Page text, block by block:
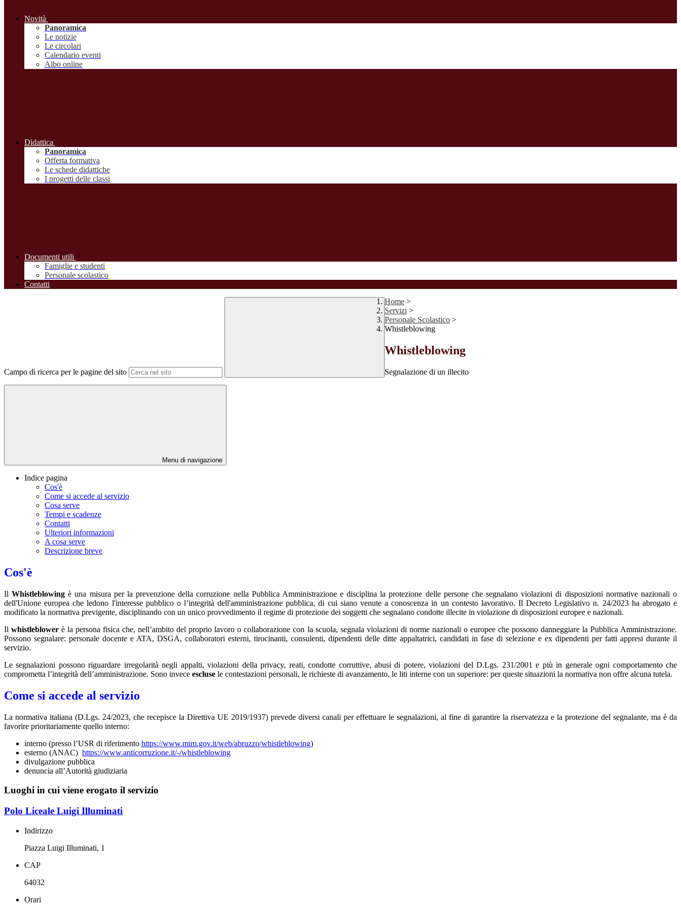
Novità
Panoramica
Le notizie
Le circolari
Calendario eventi
Albo online
Didattica
Panoramica
Offerta formativa
Le schede didattiche
I progetti delle classi
Documenti utili
Famiglie e studenti
Personale scolastico
Contatti
Campo di ricerca per le pagine del sito
Home >
Servizi >
Personale Scolastico >
Whistleblowing
Whistleblowing
Segnalazione di un illecito
Menu di navigazione
Indice pagina
Cos'è
Come si accede al servizio
Cosa serve
Tempi e scadenze
Contatti
Ulteriori informazioni
A cosa serve
Descrizione breve
Cos'è
IlWhistleblowingè una misura per la prevenzione della corruzione nella Pubblica Amministrazione e disciplina la protezione delle persone che segnalano violazioni di disposizioni normative nazionali o
dell'Unione europea che ledono l'interesse pubblico o l’integrità dell'amministrazione pubblica, di cui siano venute a conoscenza in un contesto lavorativo. Il Decreto Legislativo n. 24/2023 ha abrogato e
modificato la normativa previgente, disciplinando con un unico provvedimento il regime di protezione dei soggetti che segnalano condotte illecite in violazione di disposizioni europee e nazionali.
Ilwhistleblower è la persona fisica che, nell’ambito del proprio lavoro o collaborazione con la scuola, segnala violazioni di norme nazionali o europee che possono danneggiare la Pubblica Amministrazione.
Possono segnalare: personale docente e ATA, DSGA, collaboratori esterni, tirocinanti, consulenti, dipendenti delle ditte appaltatrici, candidati in fase di selezione e ex dipendenti per fatti appresi durante il
servizio.
Le segnalazioni possono riguardare irregolarità negli appalti, violazioni della privacy, reati, condotte corruttive, abusi di potere, violazioni del D.Lgs. 231/2001 e più in generale ogni comportamento che
comprometta l’integrità dell’amministrazione. Sono invece escluse le contestazioni personali, le richieste di avanzamento, le liti interne con un superiore: per queste situazioni la normativa non offre alcuna tutela.
Come si accede al servizio
La normativa italiana (D.Lgs. 24/2023, che recepisce la Direttiva UE 2019/1937) prevede diversi canali per effettuare le segnalazioni, al fine di garantire la riservatezza e la protezione del segnalante, ma è da
favorire prioritariamente quello interno:
interno (presso l’USR di riferimento https://www.mim.gov.it/web/abruzzo/whistleblowing)
esterno (ANAC) https://www.anticorruzione.it/-/whistleblowing
divulgazione pubblica
denuncia all’Autorità giudiziaria
Luoghi in cui viene erogato il servizio
Polo Liceale Luigi Illuminati
Indirizzo
Piazza Luigi Illuminati, 1
CAP
64032
Orari